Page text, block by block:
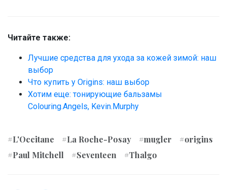
Читайте также:
Лучшие средства для ухода за кожей зимой: наш
выбор
Что купить у Origins: наш выбор
Хотим еще: тонирующие бальзамы
Colouring.Angels, Kevin.Murphy
#L'Occitane #La Roche-Posay #mugler
#origins
#Paul Mitchell
#Seventeen #Thalgo